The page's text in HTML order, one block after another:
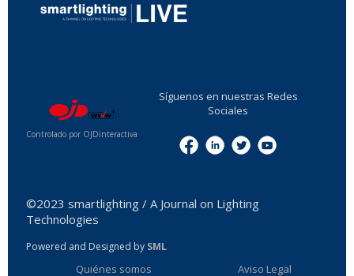
Controlado por OJDinteractiva
Síguenos en nuestras Redes
Sociales
©2023 smartlighting / A Journal on Lighting
Technologies
Powered and Designed by SML
Quiénes somos Aviso Legal